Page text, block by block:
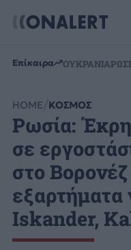
Επίκαιρα ΟΥΚΡΑΝΙΑ
HOME ΚΟΣΜΟΣ
Ρωσία:
σε
στο
εξαρτήματα
Iskander,